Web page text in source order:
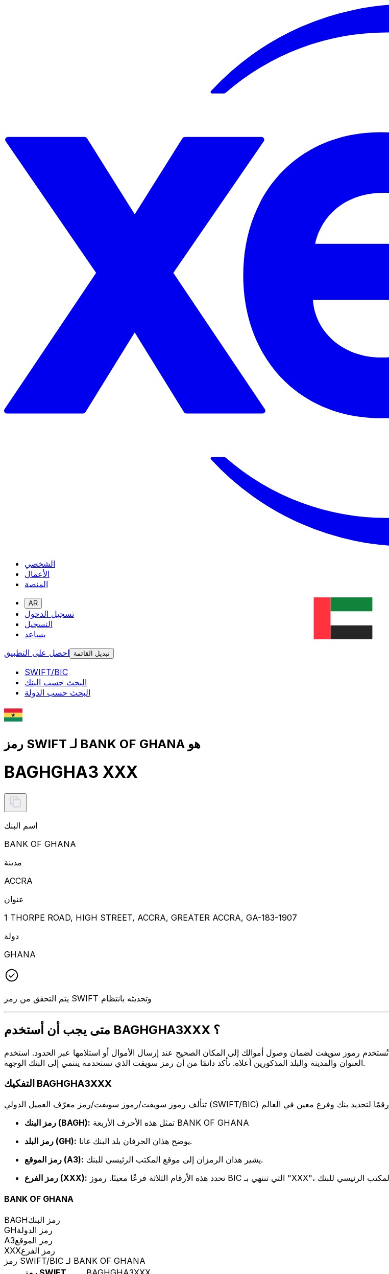
الشخصي
الأعمال
المنصة
AR
تسجيل الدخول
التسجيل
يساعد
احصل على التطبيق
تبديل القائمة
SWIFT/BIC
البحث حسب البنك
البحث حسب الدولة
رمز SWIFT لـ BANK OF GHANA هو
BAGHGHA3 XXX
اسم البنك
BANK OF GHANA
مدينة
ACCRA
عنوان
1 THORPE ROAD, HIGH STREET, ACCRA, GREATER ACCRA, GA-183-1907
دولة
GHANA
يتم التحقق من رمز SWIFT وتحديثه بانتظام
متى يجب أن أستخدم BAGHGHA3XXX ؟
تُستخدم رموز سويفت لضمان وصول أموالك إلى المكان الصحيح عند إرسال الأموال أو استلامها عبر الحدود. استخدم BAGHGHA3XXX عندما تريد إرسال بريد إلكتروني إلى BANK OF GHANA على
العنوان والمدينة والبلد المذكورين أعلاه. تأكد دائمًا من أن رمز سويفت الذي تستخدمه ينتمي إلى البنك الوجهة.
التفكيك BAGHGHA3XXX
رمز البنك (BAGH):
تمثل هذه الأحرف الأربعة BANK OF GHANA
رمز البلد (GH):
يوضح هذان الحرفان بلد البنك غانا.
رمز الموقع (A3):
يشير هذان الرمزان إلى موقع المكتب الرئيسي للبنك.
رمز الفرع (XXX):
BANK OF GHANA
BAGHرمز البنك
GHرمز الدولة
A3رمز الموقع
XXXرمز الفرع
رمز SWIFT/BIC لـ BANK OF GHANA